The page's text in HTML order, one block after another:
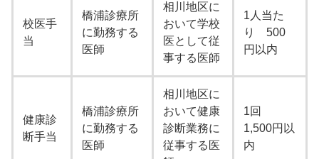
校医手
当
橋浦診療所
に勤務する
医師
相川地区に
おいて学校
医として従
事する医師
1人当た
り 500
円以内
健康診
断手当
橋浦診療所
に勤務する
医師
相川地区に
おいて健康
診断業務に
従事する医
1回
1,500円以
内